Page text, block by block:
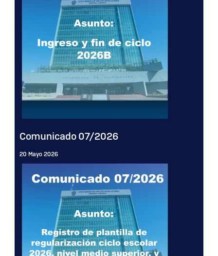
Comunicado 07/2026
20 Mayo 2026